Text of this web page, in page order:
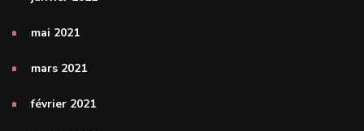
mai 2021
mars 2021
février 2021